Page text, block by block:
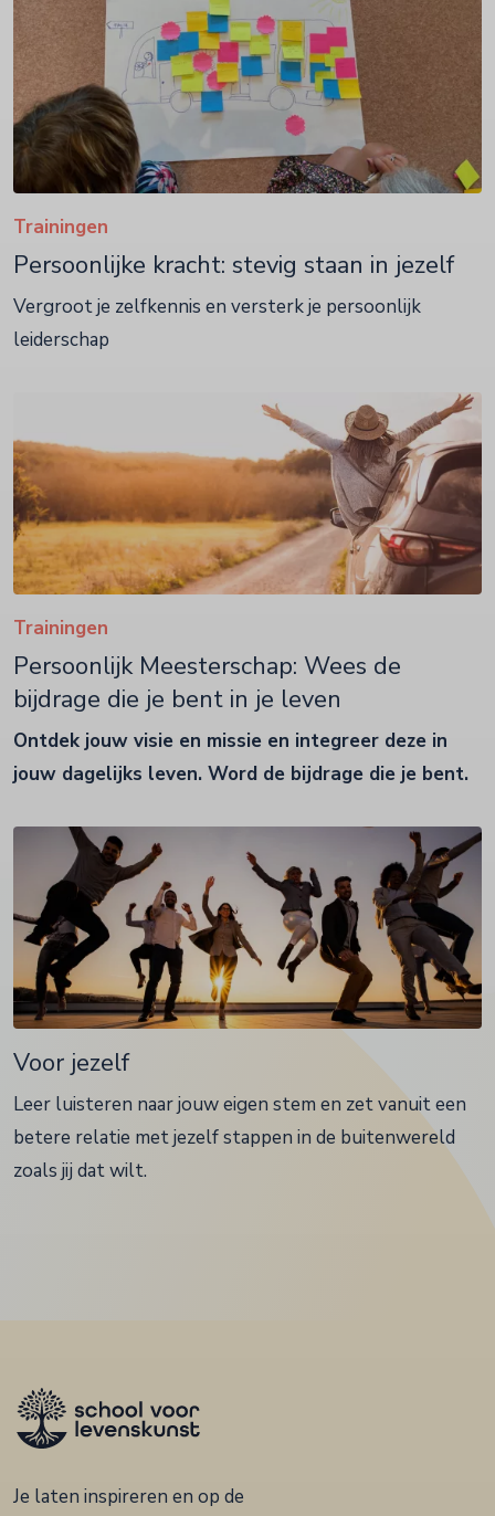
Trainingen
Persoonlijke kracht: stevig staan in jezelf
Vergroot je zelfkennis en versterk je persoonlijk
leiderschap
Trainingen
Persoonlijk Meesterschap: Wees de
bijdrage die je bent in je leven
Ontdek jouw visie en missie en integreer deze in
jouw dagelijks leven. Word de bijdrage die je bent.
Voor jezelf
Leer luisteren naar jouw eigen stem en zet vanuit een
betere relatie met jezelf stappen in de buitenwereld
zoals jij dat wilt.
Je laten inspireren en op de